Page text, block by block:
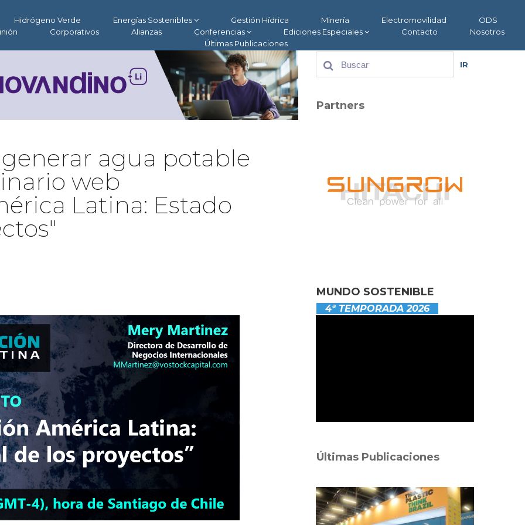
Hidrógeno Verde Energías Sostenibles Gestión Hídrica Minería Electromovilidad
ODS
Corporativos Alianzas Conferencias Ediciones Especiales Contacto
Nosotros
Últimas Publicaciones
agua potable
web
Latina: Estado
IR
Partners
MUNDO SOSTENIBLE
4ª TEMPORADA 2026
Últimas Publicaciones